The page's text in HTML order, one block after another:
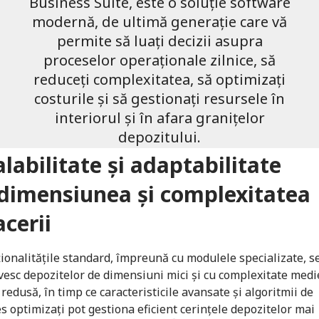
modernă, de ultimă generație care vă
permite să luați decizii asupra
proceselor operaționale zilnice, să
reduceți complexitatea, să optimizați
costurile și să gestionați resursele în
interiorul și în afara granițelor
depozitului.
și adaptabilitate
și complexitatea
standard, împreună cu modulele specializate,
depozitelor de dimensiuni mici și cu complexitate
în timp ce caracteristicile avansate și algoritmii de
optimizați pot gestiona eficient cerințele depozitelor mai